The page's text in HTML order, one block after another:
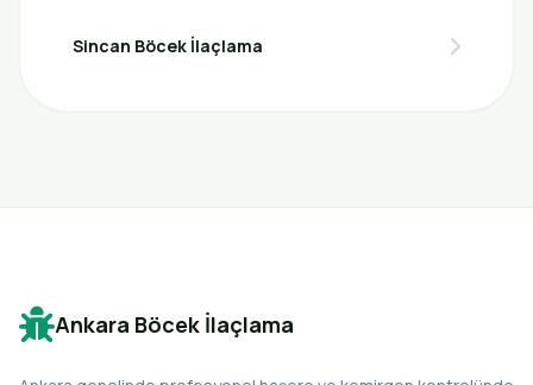
Sincan Böcek İlaçlama
Ankara Böcek İlaçlama